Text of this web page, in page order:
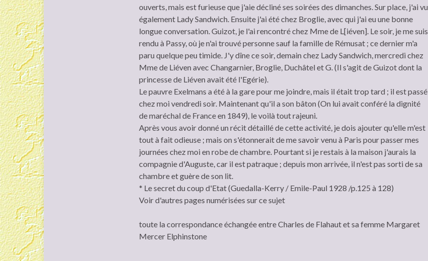
ouverts, mais est furieuse que j'aie décliné ses soirées des dimanches. Sur place, j'ai vu
également Lady Sandwich. Ensuite j'ai été chez Broglie, avec qui j'ai eu une bonne
longue conversation. Guizot, je l'ai rencontré chez Mme de L[iéven]. Le soir, je me suis
rendu à Passy, où je n'ai trouvé personne sauf la famille de Rémusat ; ce dernier m'a
paru quelque peu timide. J'y dîne ce soir, demain chez Lady Sandwich, mercredi chez
Mme de Liéven avec Changarnier, Broglie, Duchâtel et G. (Il s'agit de Guizot dont la
princesse de Liéven avait été l'Egérie).
Le pauvre Exelmans a été à la gare pour me joindre, mais il était trop tard ; il est passé
chez moi vendredi soir. Maintenant qu'il a son bâton (On lui avait conféré la dignité
de maréchal de France en 1849), le voilà tout rajeuni.
Après vous avoir donné un récit détaillé de cette activité, je dois ajouter qu'elle m'est
tout à fait odieuse ; mais on s'étonnerait de me savoir venu à Paris pour passer mes
journées chez moi en robe de chambre. Pourtant si je restais à la maison j'aurais la
compagnie d'Auguste, car il est patraque ; depuis mon arrivée, il n'est pas sorti de sa
chambre et guère de son lit.
* Le secret du coup d'Etat (Guedalla-Kerry / Emile-Paul 1928 /p.125 à 128)
Voir d'autres pages numérisées sur ce sujet
toute la correspondance échangée entre Charles de Flahaut et sa femme Margaret
Mercer Elphinstone